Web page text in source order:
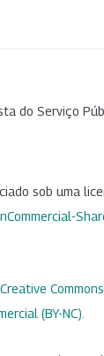
do Serviço
sob uma
Creative
(BY-NC)